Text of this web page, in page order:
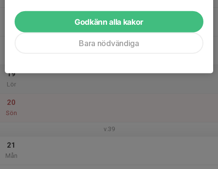
17
Tor
19
Lör
20
Sön
v.39
21
Mån
Godkänn alla kakor
Bara nödvändiga